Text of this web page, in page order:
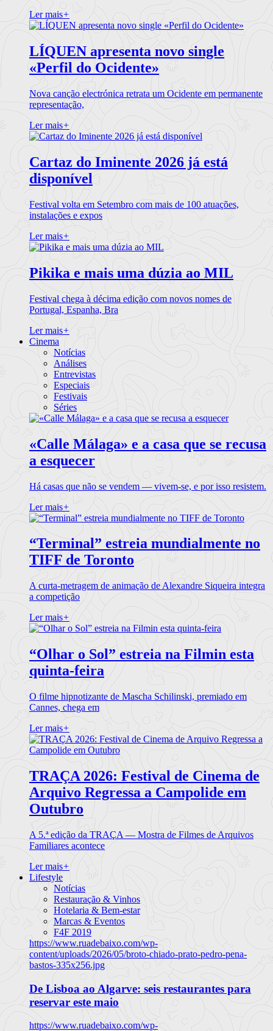
Ler mais+
LÍQUEN apresenta novo single
«Perfil do Ocidente»
Nova canção electrónica retrata um Ocidente em permanente
representação,
Ler mais+
Cartaz do Iminente 2026 já está
disponível
Festival volta em Setembro com mais de 100 atuações,
instalações e expos
Ler mais+
Pikika e mais uma dúzia ao MIL
Festival chega à décima edição com novos nomes de
Portugal, Espanha, Bra
Ler mais+
Cinema
Notícias
Análises
Entrevistas
Especiais
Festivais
Séries
«Calle Málaga» e a casa que se recusa
a esquecer
Há casas que não se vendem — vivem-se, e por isso resistem.
Ler mais+
“Terminal” estreia mundialmente no
TIFF de Toronto
A curta-metragem de animação de Alexandre Siqueira integra
a competição
Ler mais+
“Olhar o Sol” estreia na Filmin esta
quinta-feira
O filme hipnotizante de Mascha Schilinski, premiado em
Cannes, chega em
Ler mais+
TRAÇA 2026: Festival de Cinema de
Arquivo Regressa a Campolide em
Outubro
A 5.ª edição da TRAÇA — Mostra de Filmes de Arquivos
Familiares acontece
Ler mais+
Lifestyle
Notícias
Restauração & Vinhos
Hotelaria & Bem-estar
Marcas & Eventos
F4F 2019
https://www.ruadebaixo.com/wp-
content/uploads/2026/05/broto-chiado-prato-pedro-pena-
bastos-335x256.jpg
De Lisboa ao Algarve: seis restaurantes para
reservar este maio
https://www.ruadebaixo.com/wp-